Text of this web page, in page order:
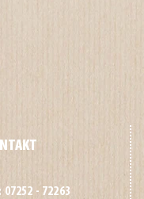
07252 - 72263